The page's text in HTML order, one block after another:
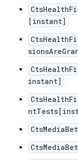
[instant]
instant]